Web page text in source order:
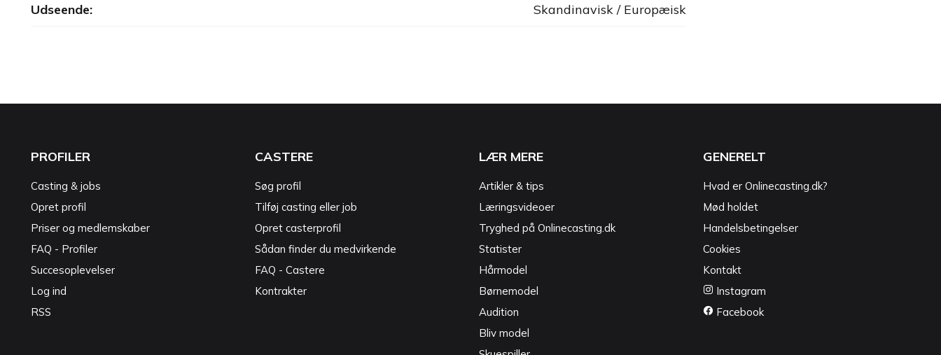
Udseende: Skandinavisk / Europæisk
PROFILER
Casting & jobs
Opret profil
Priser og medlemskaber
FAQ - Profiler
Succesoplevelser
Log ind
RSS
CASTERE
Søg profil
Tilføj casting eller job
Opret casterprofil
Sådan finder du medvirkende
FAQ - Castere
Kontrakter
LÆR MERE
Artikler & tips
Læringsvideoer
Tryghed på Onlinecasting.dk
Statister
Hårmodel
Børnemodel
Audition
Bliv model
GENERELT
Hvad er Onlinecasting.dk?
Mød holdet
Handelsbetingelser
Cookies
Kontakt
Instagram
Facebook